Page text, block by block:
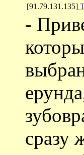
[91.79.131.135]
-
сразу